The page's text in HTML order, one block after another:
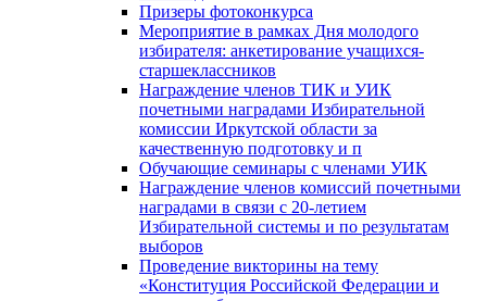
Призеры фотоконкурса
Мероприятие в рамках Дня молодого
избирателя: анкетирование учащихся-
старшеклассников
Награждение членов ТИК и УИК
почетными наградами Избирательной
комиссии Иркутской области за
качественную подготовку и п
Обучающие семинары с членами УИК
Награждение членов комиссий почетными
наградами в связи с 20-летием
Избирательной системы и по результатам
выборов
Проведение викторины на тему
«Конституция Российской Федерации и